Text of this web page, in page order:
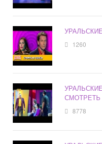
1260
СМОТРЕТЬ
8778